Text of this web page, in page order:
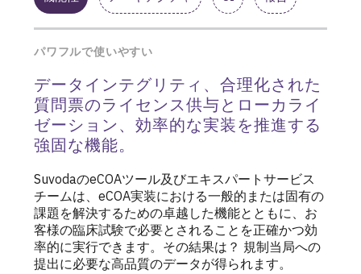
パワフルで使いやすい
データインテグリティ、合理化された
質問票のライセンス供与とローカライ
ゼーション、効率的な実装を推進する
強固な機能。
SuvodaのeCOAツール及びエキスパートサービス
チームは、eCOA実装における一般的または固有の
課題を解決するための卓越した機能とともに、お
客様の臨床試験で必要とされることを正確かつ効
率的に実行できます。その結果は？ 規制当局への
提出に必要な高品質のデータが得られます。